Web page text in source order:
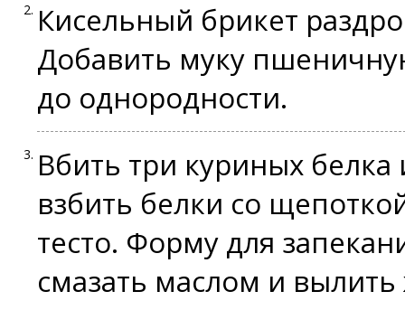
Кисельный брикет
Добавить муку
до однородности.
Вбить три куриных
взбить белки со
тесто. Форму для
смазать маслом и вылить